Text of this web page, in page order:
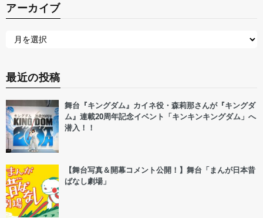
アーカイブ
最近の投稿
舞台『キングダム』カイネ役・森莉那さんが『キングダ
ム』連載20周年記念イベント「キンキンキングダム」へ
潜入！！
【舞台写真＆開幕コメント公開！】舞台「まんが日本昔
ばなし劇場」